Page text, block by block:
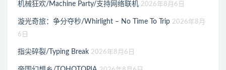
机械狂欢/Machine Party/支持网络联机 2026年8月6日
漩光奇旅：争分夺秒/Whirlight – No Time To Trip 2026年8月
6日
指尖碎裂/Typing Break 2026年8月6日